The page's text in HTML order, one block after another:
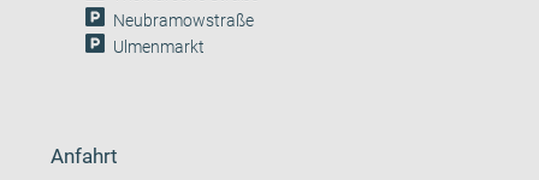
Neubramowstraße
Ulmenmarkt
Anfahrt